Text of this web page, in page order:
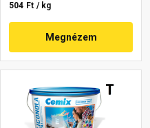
504 Ft / kg
Megnézem